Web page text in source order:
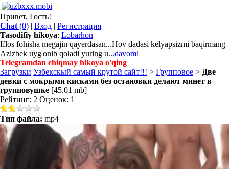
Привет, Гость!
Chat (0) | Вход | Регистрация
Tasodifiy hikoya: Lobarhon
Iflos fohisha megajin qayerdasan...Hov dadasi kelyapsizmi baqirmang
Azizbek uyg'onib qoladi yuring u...davomi
Telegramdan chiqmay hikoya o'qing
Загрузки Узбекскый самый крутой сайт!!! > Групповое > Две
девки с мокрыми кисками без остановки делают минет в
групповушке [45.01 mb]
Рейтинг: 2 Оценок: 1
Тип файла: mp4